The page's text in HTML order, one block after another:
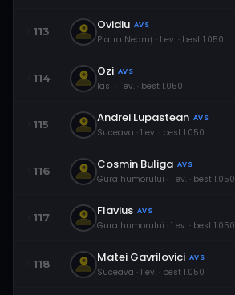
113 Ovidiu AVS
Piatra Neamț · 1 ev. · best 1.050
114 Ozi AVS
Iasi · 1 ev. · best 1.050
115 Andrei Lupastean AVS
Suceava · 1 ev. · best 1.050
116 Cosmin Buliga AVS
Gura humorului · 1 ev. · best 1.050
117 Flavius AVS
Gura humorului · 1 ev. · best 1.050
118 Matei Gavrilovici AVS
Suceava · 1 ev. · best 1.050